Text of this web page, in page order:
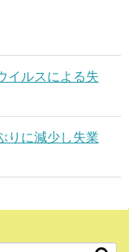
イルスによる失
りに減少し失業